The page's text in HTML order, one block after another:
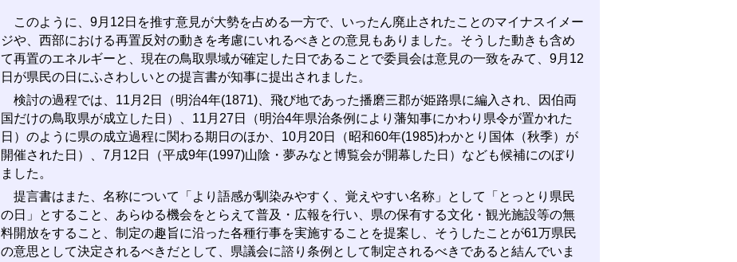
このように、9月12日を推す意見が大勢を占める一方で、いったん廃止されたことのマイナスイメー
ジや、西部における再置反対の動きを考慮にいれるべきとの意見もありました。そうした動きも含め
て再置のエネルギーと、現在の鳥取県域が確定した日であることで委員会は意見の一致をみて、9月12
日が県民の日にふさわしいとの提言書が知事に提出されました。
検討の過程では、11月2日（明治4年(1871)、飛び地であった播磨三郡が姫路県に編入され、因伯両
国だけの鳥取県が成立した日）、11月27日（明治4年県治条例により藩知事にかわり県令が置かれた
日）のように県の成立過程に関わる期日のほか、10月20日（昭和60年(1985)わかとり国体（秋季）が
開催された日）、7月12日（平成9年(1997)山陰・夢みなと博覧会が開幕した日）なども候補にのぼり
ました。
提言書はまた、名称について「より語感が馴染みやすく、覚えやすい名称」として「とっとり県民
の日」とすること、あらゆる機会をとらえて普及・広報を行い、県の保有する文化・観光施設等の無
料開放をすること、制定の趣旨に沿った各種行事を実施することを提案し、そうしたことが61万県民
の意思として決定されるべきだとして、県議会に諮り条例として制定されるべきであると結んでいま